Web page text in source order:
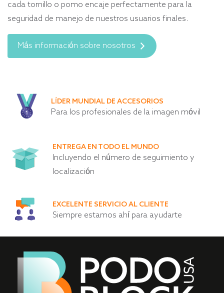
cada tornillo o pomo encaje perfectamente para la
seguridad de manejo de nuestros usuarios finales.
Más información sobre nosotros
LÍDER MUNDIAL DE ACCESORIOS
Para los profesionales de la imagen móvil
ENTREGA EN TODO EL MUNDO
Incluyendo el número de seguimiento y
localización
EXCELENTE SERVICIO AL CLIENTE
Siempre estamos ahí para ayudarte